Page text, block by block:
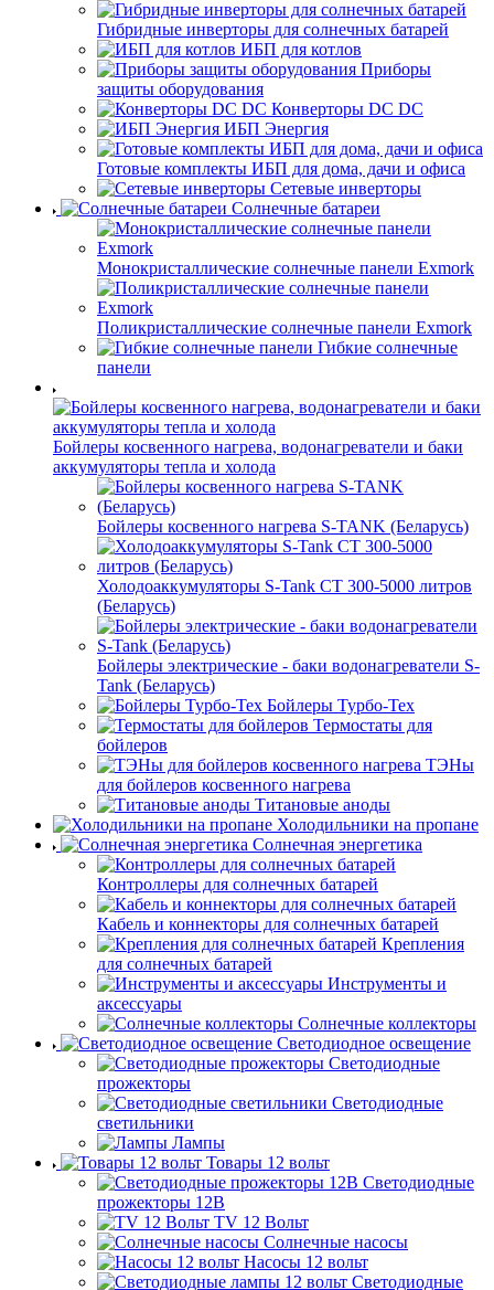
Гибридные инверторы для солнечных батарей
ИБП для котлов
Приборы
защиты оборудования
Конверторы DC DC
ИБП Энергия
Готовые комплекты ИБП для дома, дачи и офиса
Сетевые инверторы
Солнечные батареи
Монокристаллические солнечные панели Exmork
Поликристаллические солнечные панели Exmork
Гибкие солнечные
панели
Бойлеры косвенного нагрева, водонагреватели и баки
аккумуляторы тепла и холода
Бойлеры косвенного нагрева S-TANK (Беларусь)
Холодоаккумуляторы S-Tank СТ 300-5000 литров
(Беларусь)
Бойлеры электрические - баки водонагреватели S-
Tank (Беларусь)
Бойлеры Турбо-Тех
Термостаты для
бойлеров
ТЭНы
для бойлеров косвенного нагрева
Титановые аноды
Холодильники на пропане
Солнечная энергетика
Контроллеры для солнечных батарей
Кабель и коннекторы для солнечных батарей
Крепления
для солнечных батарей
Инструменты и
аксессуары
Солнечные коллекторы
Светодиодное освещение
Светодиодные
прожекторы
Светодиодные
светильники
Лампы
Товары 12 вольт
Светодиодные
прожекторы 12В
TV 12 Вольт
Солнечные насосы
Насосы 12 вольт
Светодиодные